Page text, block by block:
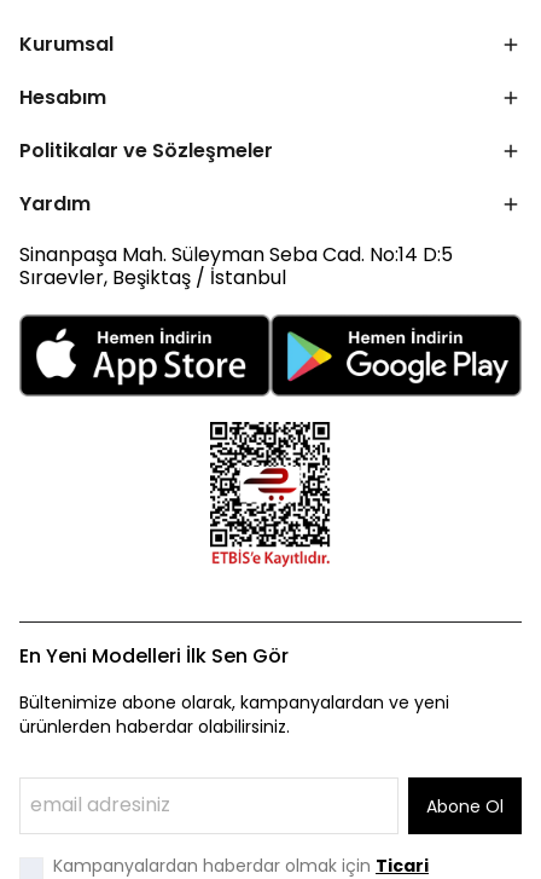
Kurumsal
Hesabım
Politikalar ve Sözleşmeler
Yardım
Sinanpaşa Mah. Süleyman Seba Cad. No:14 D:5
Sıraevler, Beşiktaş / İstanbul
En Yeni Modelleri İlk Sen Gör
Bültenimize abone olarak, kampanyalardan ve yeni
ürünlerden haberdar olabilirsiniz.
Abone Ol
Kampanyalardan haberdar olmak için Ticari